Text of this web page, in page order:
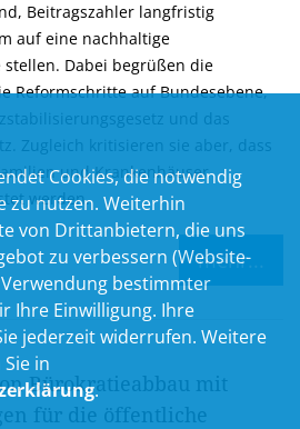
Beitragszahler langfristig
auf eine nachhaltige
Dabei begrüßen die
Reformschritte auf Bundesebene,
und das
Zugleich kritisieren sie aber, dass
und Krankenhäuser
werden.
mehr...
Bürokratieabbau mit
für die öffentliche
Cookies, die notwendig
zu nutzen. Weiterhin
von Drittanbietern, die uns
zu verbessern (Website-
bestimmter
Ihre Einwilligung. Ihre
jederzeit widerrufen. Weitere
in
.